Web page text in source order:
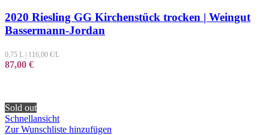
2020 Riesling GG Kirchenstück trocken | Weingut
Bassermann-Jordan
0,75 L | 116,00 €/L
87,00 €
Sold out
Schnellansicht
Zur Wunschliste hinzufügen